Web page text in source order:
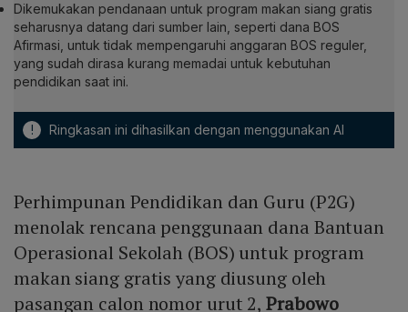
Dikemukakan pendanaan untuk program makan siang gratis
seharusnya datang dari sumber lain, seperti dana BOS
Afirmasi, untuk tidak mempengaruhi anggaran BOS reguler,
yang sudah dirasa kurang memadai untuk kebutuhan
pendidikan saat ini.
! Ringkasan ini dihasilkan dengan menggunakan AI
Perhimpunan Pendidikan dan Guru (P2G)
menolak rencana penggunaan dana Bantuan
Operasional Sekolah (BOS) untuk program
makan siang gratis yang diusung oleh
pasangan calon nomor urut 2,Prabowo